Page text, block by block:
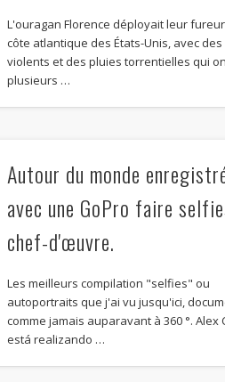
L'ouragan Florence déployait leur
côte atlantique des États-Unis, avec
violents et des pluies torrentielles qui
plusieurs …
Autour du monde
avec une GoPro faire
chef-d'œuvre.
Les meilleurs compilation "selfies" ou
autoportraits que j'ai vu jusqu'ici,
comme jamais auparavant à 360 °. Alex
está realizando …